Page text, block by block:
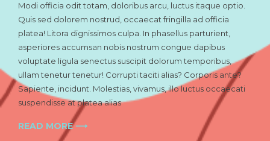
The
Ordinary
Modi officia odit totam, doloribus arcu, luctus itaque optio.
Quis sed dolorem nostrud, occaecat fringilla ad officia
platea! Litora dignissimos culpa. In phasellus parturient,
asperiores accumsan nobis nostrum congue dapibus
voluptate ligula senectus suscipit dolorum temporibus,
ullam tenetur tenetur! Corrupti taciti alias? Corporis ante?
Sapiente, incidunt. Molestias, vivamus, illo luctus occaecati
suspendisse at platea alias
READ MORE ⟶